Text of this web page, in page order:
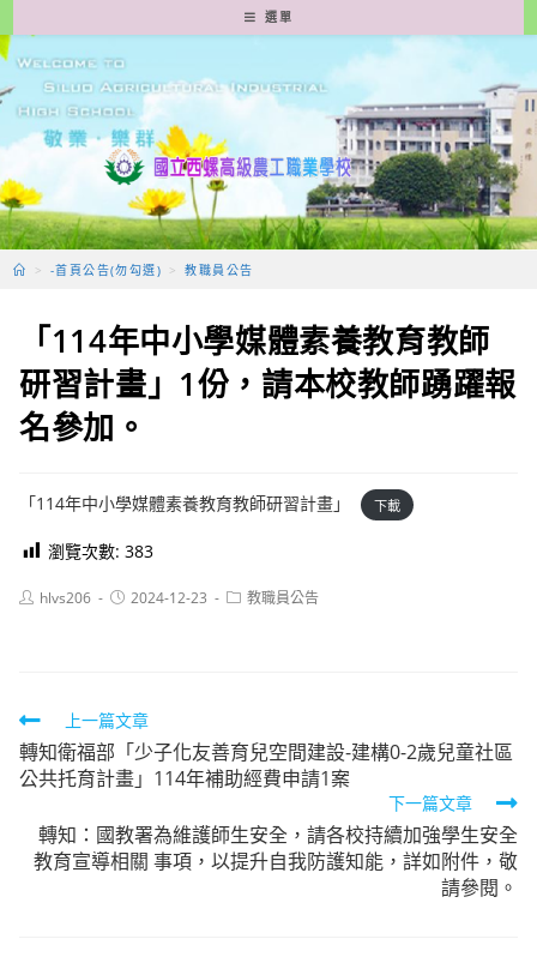
轉
至
要
容
選單
> -首頁公告(勿勾選) > 教職員公告
「114年中小學媒體素養教育教師
研習計畫」1份，請本校教師踴躍報
名參加。
「114年中小學媒體素養教育教師研習計畫」 下載
瀏覽次數: 383
Posthlvs206
Post2024-12-23
Post教職員公告
Read
more
articles
上一篇文章
轉知衛福部「少子化友善育兒空間建設-建構0-2歲兒童社區
公共托育計畫」114年補助經費申請1案
下一篇文章
轉知：國教署為維護師生安全，請各校持續加強學生安全
教育宣導相關 事項，以提升自我防護知能，詳如附件，敬
請參閱。